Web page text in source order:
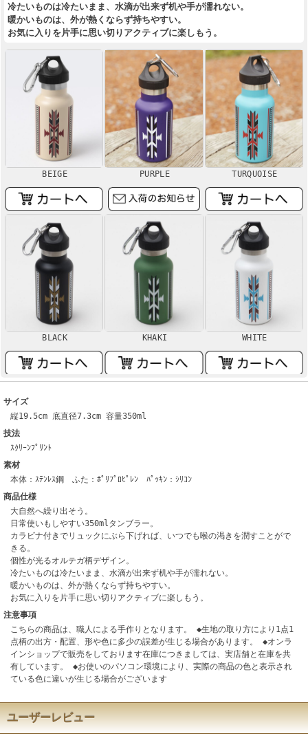
冷たいものは冷たいまま、水滴が出来ず机や手が濡れない。
暖かいものは、外が熱くならず持ちやすい。
お気に入りを片手に思い切りアクティブに楽しもう。
BEIGE PURPLE TURQUOISE
BLACK KHAKI WHITE
サイズ
縦19.5cm 底直径7.3cm 容量350ml
技法
ｽｸﾘｰﾝﾌﾟﾘﾝﾄ
素材
本体：ｽﾃﾝﾚｽ鋼 ふた：ﾎﾟﾘﾌﾟﾛﾋﾟﾚﾝ ﾊﾟｯｷﾝ：ｼﾘｺﾝ
商品仕様
大自然へ繰り出そう。
日常使いもしやすい350mlタンブラー。
カラビナ付きでリュックにぶら下げれば、いつでも喉の渇きを潤すことがで
きる。
個性が光るオルテガ柄デザイン。
冷たいものは冷たいまま、水滴が出来ず机や手が濡れない。
暖かいものは、外が熱くならず持ちやすい。
お気に入りを片手に思い切りアクティブに楽しもう。
注意事項
こちらの商品は、職人による手作りとなります。 ◆生地の取り方により1点1
点柄の出方・配置、形や色に多少の誤差が生じる場合があります。 ◆オンラ
インショップで販売をしております在庫につきましては、実店舗と在庫を共
有しています。 ◆お使いのパソコン環境により、実際の商品の色と表示され
ている色に違いが生じる場合がございます
ユーザーレビュー